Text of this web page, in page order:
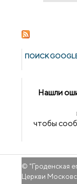
ПОИСК
Нашли
чтобы
© "Гроденская
Церкви